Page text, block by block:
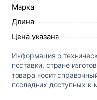
Марка
Длина
Цена указана
Информация о
поставки, стране
товара носит
последних доступных к